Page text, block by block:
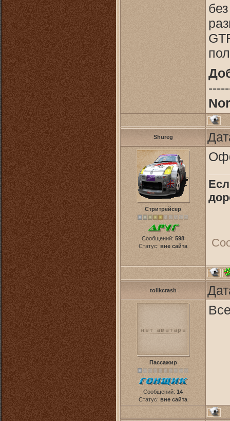
Shureg
Стритрейсер
Сообщений: 598
Статус: вне сайта
tolikcrash
Пассажир
Сообщений: 14
Статус: вне сайта